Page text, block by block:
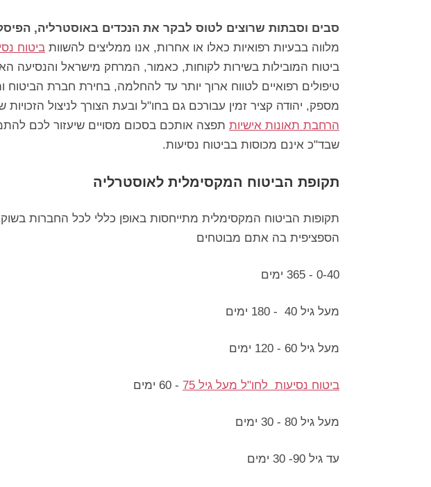
סבים וסבתות שרוצים לטוס לבקר את הנכדים באוסטרליה,
מלווה בבעיות רפואיות כאלו או אחרות, אנו ממליצים להשוות ביטוח
ביטוח המובילות בשירות לקוחות, כאמור, המרחק מישראל והנסיעה
טיפולים רפואיים לטווח ארוך יותר עד להחלמה, בחירת חברת הביטוח
מספק, יהודה קציר זמין עבורכם גם בחו"ל ובעת הצורך לניצול
הרחבת תאונות אישיות תפצה אותכם בסכום מסויים שיעזור לכם
שבד"כ אינם מכוסות בביטוח נסיעות.
תקופת הביטוח המקסימלית לאוסטרליה
תקופות הביטוח המקסימלית מתייחסות באופן כללי לכל החברות
הספציפית בה אתם מבוטחים
0-40 - 365 ימים
מעל גיל 40 - 180 ימים
מעל גיל 60 - 120 ימים
ביטוח נסיעות לחו"ל מעל גיל 75 - 60 ימים
מעל גיל 80 - 30 ימים
עד גיל 90- 30 ימים